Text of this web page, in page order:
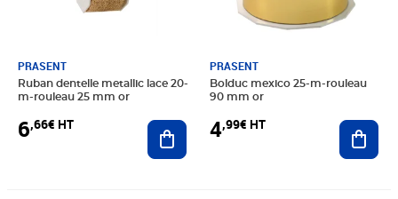
PRASENT
Ruban dentelle metallic lace 20-
m-rouleau 25 mm or
6,66€ HT Ajouter au panier
PRASENT
Bolduc mexico 25-m-rouleau
90 mm or
4,99€ HT